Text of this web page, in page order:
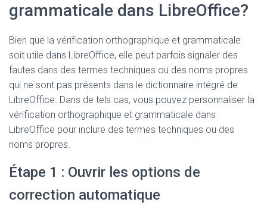
grammaticale dans LibreOffice?
Bien que la vérification orthographique et grammaticale
soit utile dans LibreOffice, elle peut parfois signaler des
fautes dans des termes techniques ou des noms propres
qui ne sont pas présents dans le dictionnaire intégré de
LibreOffice. Dans de tels cas, vous pouvez personnaliser la
vérification orthographique et grammaticale dans
LibreOffice pour inclure des termes techniques ou des
noms propres.
Étape 1 : Ouvrir les options de
correction automatique